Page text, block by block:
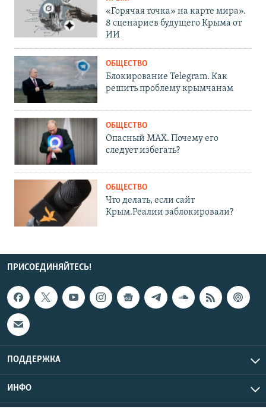
«Горячая точка» на карте мира».
8 сценариев будущего Крыма от
ИИ
ОБЩЕСТВО
Блокирование Telegram. Как
решить проблему крымчанам
ОБЩЕСТВО
Опасный MAX. Почему его
следует избегать?
ОБЩЕСТВО
Что делать, если сайт
Крым.Реалии заблокировали?
ПРИСОЕДИНЯЙТЕСЬ!
ПОДДЕРЖКА
ИНФО